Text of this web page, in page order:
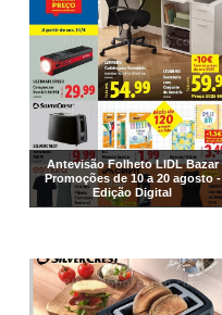
Antevisão Folheto LIDL Bazar
Promoções de 10 a 20 agosto -
Edição Digital